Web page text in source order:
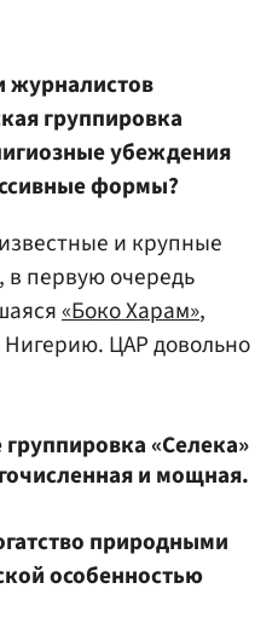
журналистов
группировка
убеждения
формы?
и крупные
в первую очередь
«Боко Харам»,
ЦАР довольно
«Селека»
и мощная.
природными
особенностью